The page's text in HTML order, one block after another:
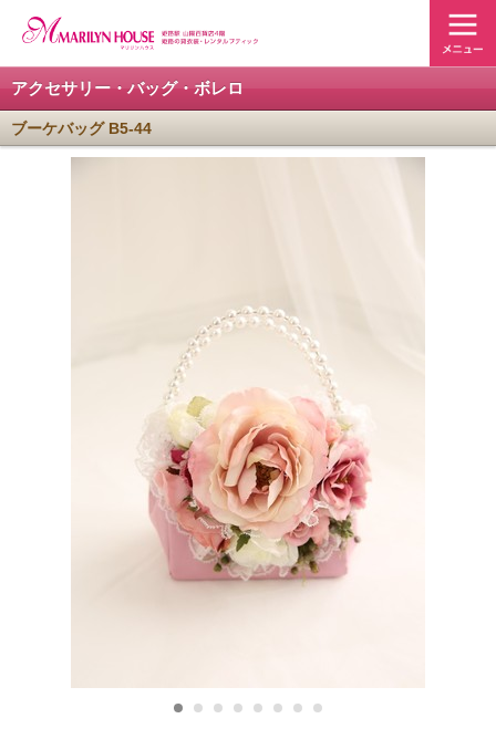
アクセサリー・バッグ・ボレロ
ブーケバッグ B5-44